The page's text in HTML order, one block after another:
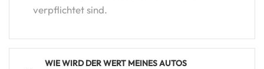
verpflichtet sind.
WIE WIRD DER WERT MEINES AUTOS